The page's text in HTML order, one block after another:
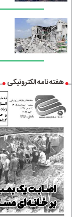
هفته نامه الکترونیکی